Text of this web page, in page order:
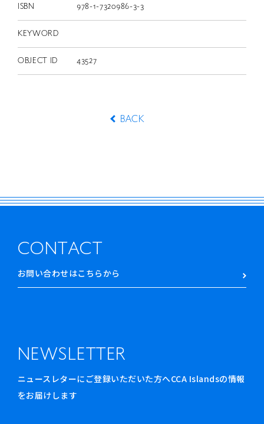
ISBN 978-1-7320986-3-3
KEYWORD
OBJECT ID 43527
BACK
CONTACT
お問い合わせはこちらから
NEWSLETTER
ニュースレターにご登録いただいた方へCCA Islandsの情報
をお届けします